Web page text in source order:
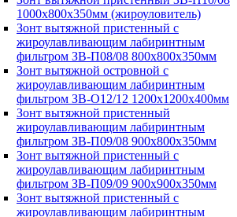
1000х800х350мм (жироуловитель)
Зонт вытяжной пристенный с
жироулавливающим лабиринтным
фильтром ЗВ-П08/08 800х800х350мм
Зонт вытяжной островной с
жироулавливающим лабиринтным
фильтром ЗВ-О12/12 1200х1200х400мм
Зонт вытяжной пристенный
жироулавливающим лабиринтным
фильтром ЗВ-П09/08 900х800х350мм
Зонт вытяжной пристенный с
жироулавливающим лабиринтным
фильтром ЗВ-П09/09 900х900х350мм
Зонт вытяжной пристенный с
жироулавливающим лабиринтным